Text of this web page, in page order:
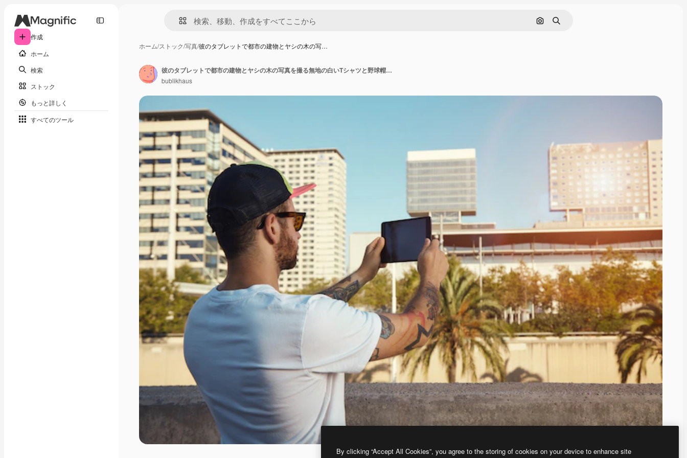
作成
ホーム
検索
ストック
もっと詳しく
すべてのツール
画像で検索
検索
ホーム/ストック/写真/彼のタブレットで都市の建物とヤシの木の写…
彼のタブレットで都市の建物とヤシの木の写真を撮る無地の白いTシャツと野球帽の若い男のバックショット。
bublikhaus
By clicking “Accept All Cookies”, you agree to the storing of cookies on your device to enhance site